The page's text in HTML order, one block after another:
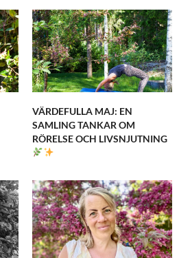
VÄRDEFULLA MAJ: EN
SAMLING TANKAR OM
RÖRELSE OCH LIVSNJUTNING